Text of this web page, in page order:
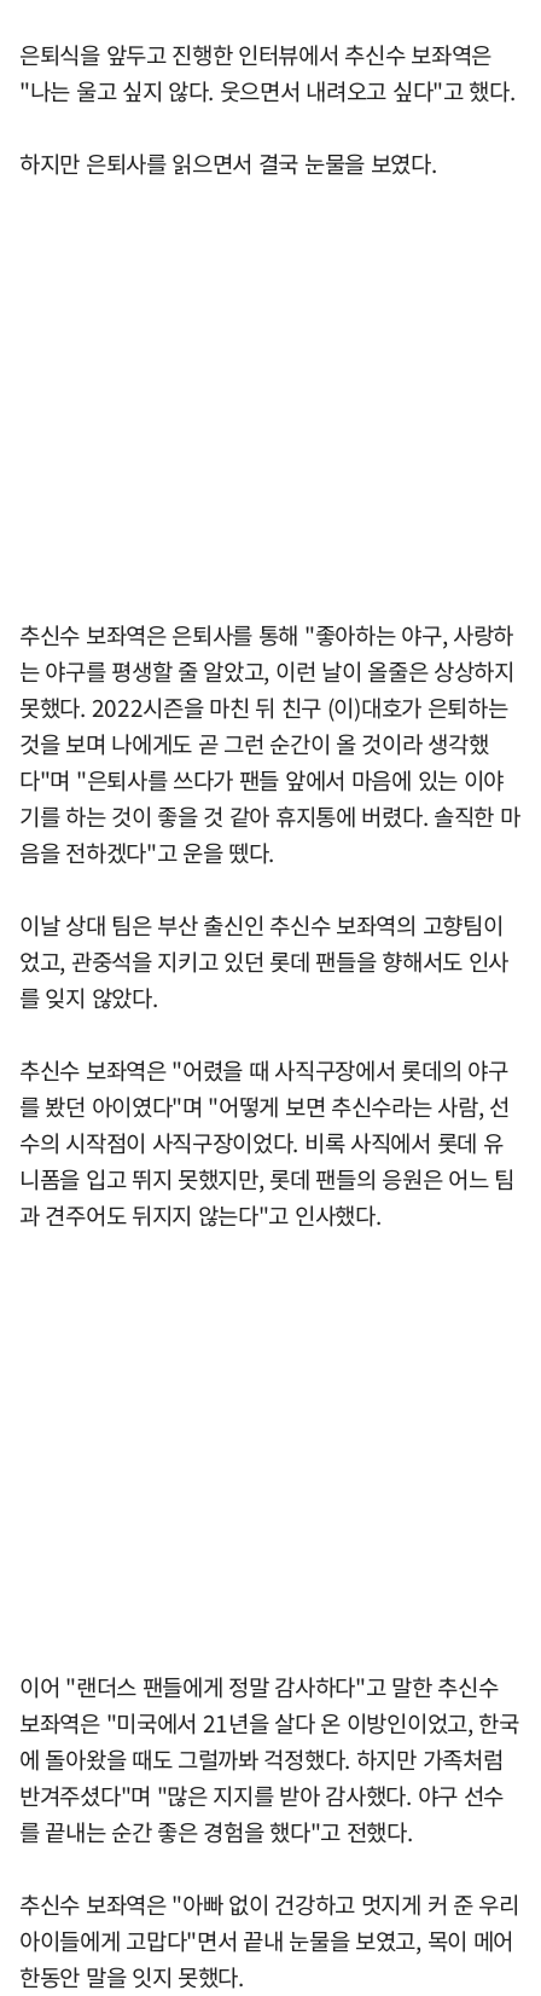
은퇴식을 앞두고 진행한 인터뷰에서 추신수 보좌역은
"나는 울고 싶지 않다. 웃으면서 내려오고 싶다"고 했다.
하지만 은퇴사를 읽으면서 결국 눈물을 보였다.
추신수 보좌역은 은퇴사를 통해 "좋아하는 야구, 사랑하
는 야구를 평생할 줄 알았고, 이런 날이 올줄은 상상하지
못했다. 2022시즌을 마친 뒤 친구 (이)대호가 은퇴하는
것을 보며 나에게도 곧 그런 순간이 올 것이라 생각했
다"며 "은퇴사를 쓰다가 팬들 앞에서 마음에 있는 이야
기를 하는 것이 좋을 것 같아 휴지통에 버렸다. 솔직한 마
음을 전하겠다"고 운을 뗐다.
이날 상대 팀은 부산 출신인 추신수 보좌역의 고향팀이
었고, 관중석을 지키고 있던 롯데 팬들을 향해서도 인사
를 잊지 않았다.
추신수 보좌역은 "어렸을 때 사직구장에서 롯데의 야구
를 봤던 아이였다"며 "어떻게 보면 추신수라는 사람, 선
수의 시작점이 사직구장이었다. 비록 사직에서 롯데 유
니폼을 입고 뛰지 못했지만, 롯데 팬들의 응원은 어느 팀
과 견주어도 뒤지지 않는다"고 인사했다.
이어 "랜더스 팬들에게 정말 감사하다"고 말한 추신수
보좌역은 "미국에서 21년을 살다 온 이방인이었고, 한국
에 돌아왔을 때도 그럴까봐 걱정했다. 하지만 가족처럼
반겨주셨다"며 "많은 지지를 받아 감사했다. 야구 선수
를 끝내는 순간 좋은 경험을 했다"고 전했다.
추신수 보좌역은 "아빠 없이 건강하고 멋지게 커 준 우리
아이들에게 고맙다"면서 끝내 눈물을 보였고, 목이 메어
한동안 말을 잇지 못했다.